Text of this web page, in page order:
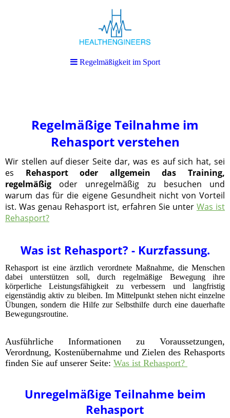
Regelmäßigkeit im Sport
Regelmäßige Teilnahme im
Rehasport verstehen
Wir stellen auf dieser Seite dar, was es auf sich hat, sei
es Rehasport oder allgemein das Training,
regelmäßig oder unregelmäßig zu besuchen und
warum das für die eigene Gesundheit nicht von Vorteil
ist. Was genau Rehasport ist, erfahren Sie unter Was ist
Rehasport?
Was ist Rehasport? - Kurzfassung.
Rehasport ist eine ärztlich verordnete Maßnahme, die Menschen
dabei unterstützen soll, durch regelmäßige Bewegung ihre
körperliche Leistungsfähigkeit zu verbessern und langfristig
eigenständig aktiv zu bleiben. Im Mittelpunkt stehen nicht einzelne
Übungen, sondern die Hilfe zur Selbsthilfe durch eine dauerhafte
Bewegungsroutine.
Ausführliche Informationen zu Voraussetzungen,
Verordnung, Kostenübernahme und Zielen des Rehasports
finden Sie auf unserer Seite: Was ist Rehasport?
Unregelmäßige Teilnahme beim
Rehasport
Regelmäßigkeit im Sport